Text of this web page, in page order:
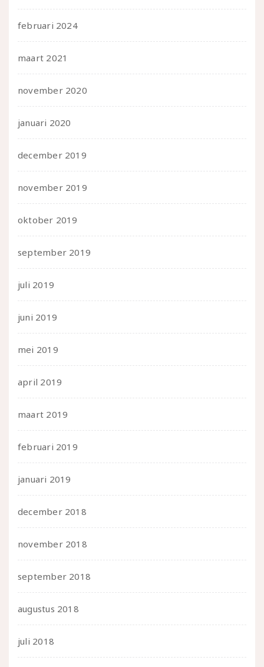
februari 2024
maart 2021
november 2020
januari 2020
december 2019
november 2019
oktober 2019
september 2019
juli 2019
juni 2019
mei 2019
april 2019
maart 2019
februari 2019
januari 2019
december 2018
november 2018
september 2018
augustus 2018
juli 2018